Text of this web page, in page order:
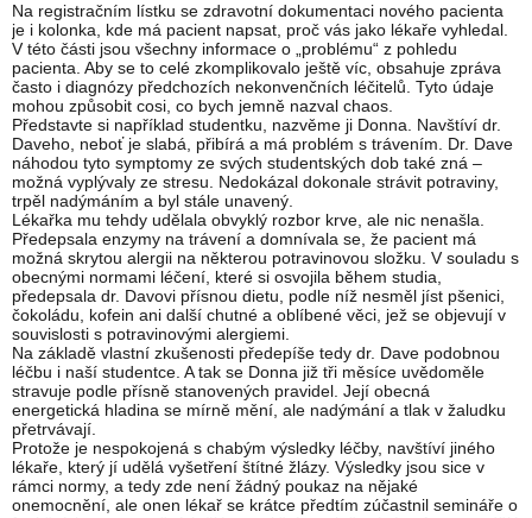
Na registračním lístku se zdravotní dokumentaci nového pacienta
je i kolonka, kde má pacient napsat, proč vás jako lékaře vyhledal.
V této části jsou všechny informace o „problému“ z pohledu
pacienta. Aby se to celé zkomplikovalo ještě víc, obsahuje zpráva
často i diagnózy předchozích nekonvenčních léčitelů. Tyto údaje
mohou způsobit cosi, co bych jemně nazval chaos.
Představte si například studentku, nazvěme ji Donna. Navštíví dr.
Daveho, neboť je slabá, přibírá a má problém s trávením. Dr. Dave
náhodou tyto symptomy ze svých studentských dob také zná –
možná vyplývaly ze stresu. Nedokázal dokonale strávit potraviny,
trpěl nadýmáním a byl stále unavený.
Lékařka mu tehdy udělala obvyklý rozbor krve, ale nic nenašla.
Předepsala enzymy na trávení a domnívala se, že pacient má
možná skrytou alergii na některou potravinovou složku. V souladu s
obecnými normami léčení, které si osvojila během studia,
předepsala dr. Davovi přísnou dietu, podle níž nesměl jíst pšenici,
čokoládu, kofein ani další chutné a oblíbené věci, jež se objevují v
souvislosti s potravinovými alergiemi.
Na základě vlastní zkušenosti předepíše tedy dr. Dave podobnou
léčbu i naší studentce. A tak se Donna již tři měsíce uvědoměle
stravuje podle přísně stanovených pravidel. Její obecná
energetická hladina se mírně mění, ale nadýmání a tlak v žaludku
přetrvávají.
Protože je nespokojená s chabým výsledky léčby, navštíví jiného
lékaře, který jí udělá vyšetření štítné žlázy. Výsledky jsou sice v
rámci normy, a tedy zde není žádný poukaz na nějaké
onemocnění, ale onen lékař se krátce předtím zúčastnil semináře o